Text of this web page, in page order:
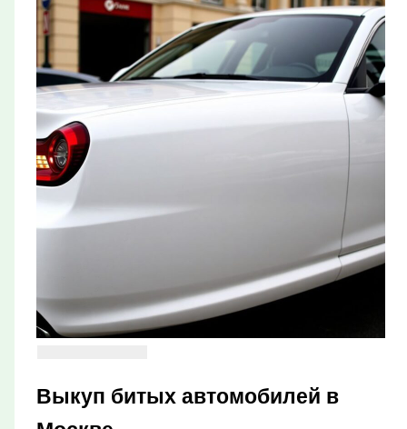
Выкуп битых автомобилей в